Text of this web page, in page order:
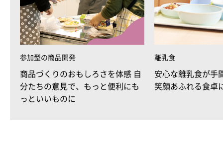
参加型の商品開発
商品づくりのおもしろさを体感 自
分たちの意見で、もっと便利にも
っといいものに
離乳食
安心な離乳食が手
笑顔あふれる食卓